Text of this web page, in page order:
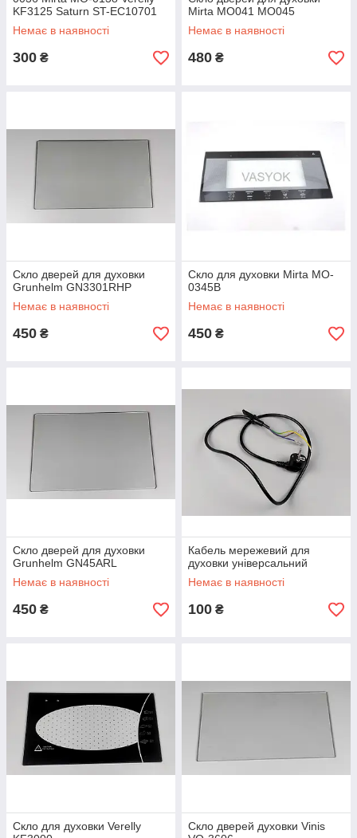
KF3125 Saturn ST-EC10701
Saturn ST-EC10702
Немає в наявності
300 ₴
Mirta МО041 MO045
Немає в наявності
480 ₴
Скло дверей для духовки
Grunhelm GN3301RHP
Немає в наявності
450 ₴
Скло для духовки Mirta MO-
0345B
Немає в наявності
450 ₴
Скло дверей для духовки
Grunhelm GN45ARL
Немає в наявності
450 ₴
Кабель мережевий для
духовки універсальний
Немає в наявності
100 ₴
Скло для духовки Verelly
Скло дверей духовки Vinis